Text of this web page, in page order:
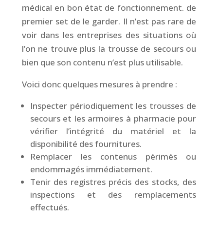
médical en bon état de fonctionnement. de
premier set de le garder. Il n’est pas rare de
voir dans les entreprises des situations où
l’on ne trouve plus la trousse de secours ou
bien que son contenu n’est plus utilisable.
Voici donc quelques mesures à prendre :
Inspecter périodiquement les trousses de
secours et les armoires à pharmacie pour
vérifier l’intégrité du matériel et la
disponibilité des fournitures.
Remplacer les contenus périmés ou
endommagés immédiatement.
Tenir des registres précis des stocks, des
inspections et des remplacements
effectués.